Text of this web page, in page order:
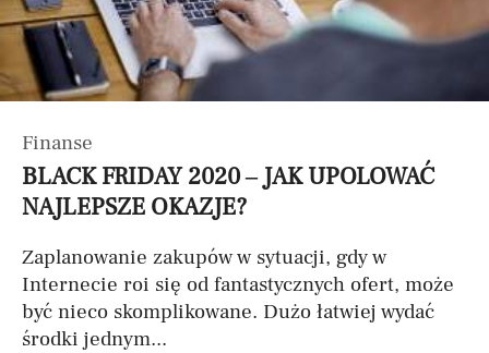
Finanse
BLACK FRIDAY 2020 – JAK UPOLOWAĆ
NAJLEPSZE OKAZJE?
Zaplanowanie zakupów w sytuacji, gdy w
Internecie roi się od fantastycznych ofert, może
być nieco skomplikowane. Dużo łatwiej wydać
środki jednym...